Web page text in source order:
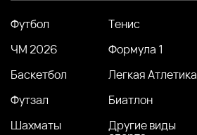
Футбол Тенис
ЧМ 2026
Формула 1
Баскетбол
Легкая Атлетика
Футзал
Биатлон
Шахматы
Другие виды